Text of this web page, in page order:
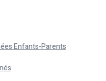
Enfants-Parents